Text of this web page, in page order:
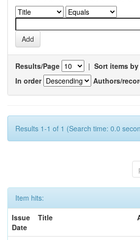
Results/Page | Sort items by
In order
Authors/
Results 1-1 of 1 (Search time: 0.0
Item hits:
Issue
Date
Title